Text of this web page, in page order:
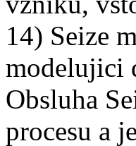
14) Seize
modelujici
Obsluha
procesu a